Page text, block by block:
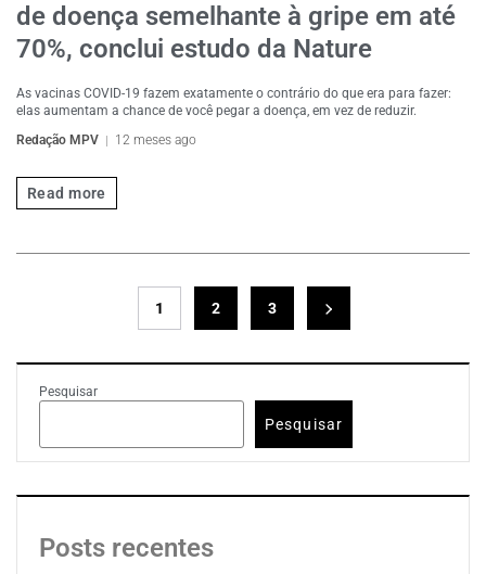
de doença semelhante à gripe em até
70%, conclui estudo da Nature
As vacinas COVID-19 fazem exatamente o contrário do que era para fazer:
elas aumentam a chance de você pegar a doença, em vez de reduzir.
Redação MPV
12 meses ago
Read more
1 2 3
Pesquisar
Pesquisar
Posts recentes